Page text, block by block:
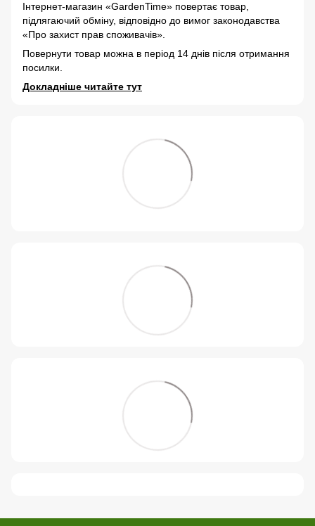
Інтернет-магазин «GardenTime» повертає товар,
підлягаючий обміну, відповідно до вимог законодавства
«Про захист прав споживачів».
Повернути товар можна в період 14 днів після отримання
посилки.
Докладніше читайте тут